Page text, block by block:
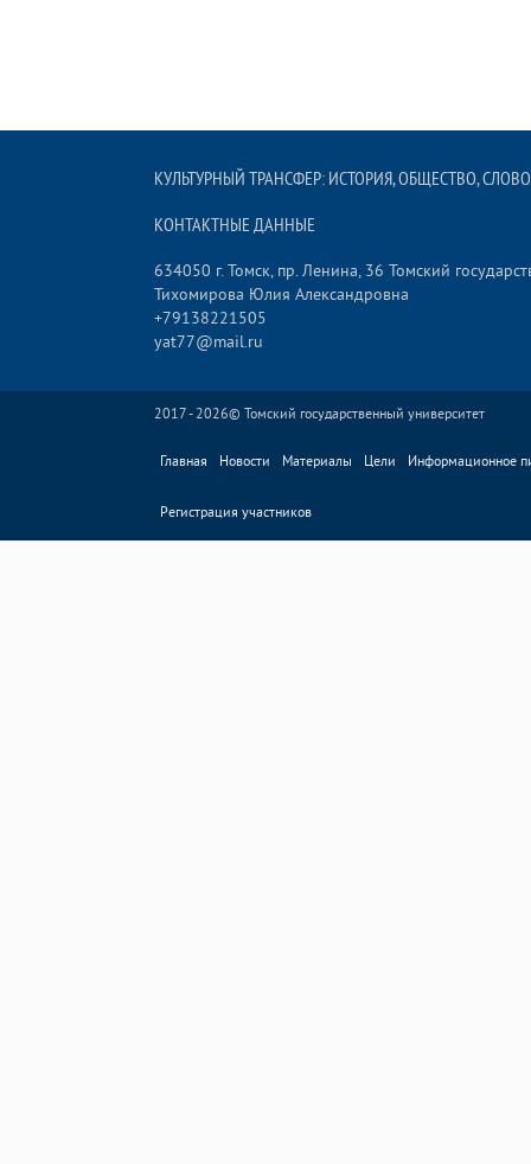
КУЛЬТУРНЫЙ ТРАНСФЕР: ИСТОРИЯ, ОБЩЕСТВО, СЛОВО
КОНТАКТНЫЕ ДАННЫЕ
634050 г. Томск, пр. Ленина, 36 Томский
Тихомирова Юлия Александровна
+79138221505
yat77@mail.ru
2017 - 2026© Томский государственный университет
Главная Новости Материалы Цели Информационное
Регистрация участников